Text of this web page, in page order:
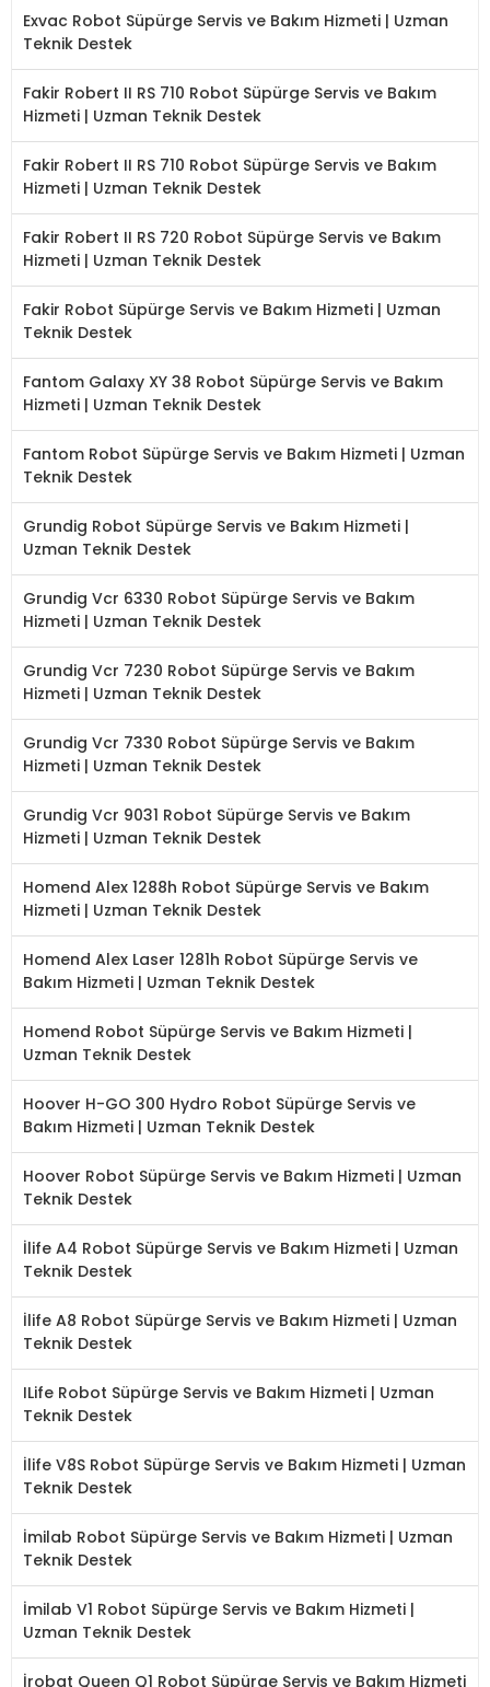
Exvac Robot Süpürge Servis ve Bakım Hizmeti | Uzman
Teknik Destek
Fakir Robert II RS 710 Robot Süpürge Servis ve Bakım
Hizmeti | Uzman Teknik Destek
Fakir Robert II RS 710 Robot Süpürge Servis ve Bakım
Hizmeti | Uzman Teknik Destek
Fakir Robert II RS 720 Robot Süpürge Servis ve Bakım
Hizmeti | Uzman Teknik Destek
Fakir Robot Süpürge Servis ve Bakım Hizmeti | Uzman
Teknik Destek
Fantom Galaxy XY 38 Robot Süpürge Servis ve Bakım
Hizmeti | Uzman Teknik Destek
Fantom Robot Süpürge Servis ve Bakım Hizmeti | Uzman
Teknik Destek
Grundig Robot Süpürge Servis ve Bakım Hizmeti |
Uzman Teknik Destek
Grundig Vcr 6330 Robot Süpürge Servis ve Bakım
Hizmeti | Uzman Teknik Destek
Grundig Vcr 7230 Robot Süpürge Servis ve Bakım
Hizmeti | Uzman Teknik Destek
Grundig Vcr 7330 Robot Süpürge Servis ve Bakım
Hizmeti | Uzman Teknik Destek
Grundig Vcr 9031 Robot Süpürge Servis ve Bakım
Hizmeti | Uzman Teknik Destek
Homend Alex 1288h Robot Süpürge Servis ve Bakım
Hizmeti | Uzman Teknik Destek
Homend Alex Laser 1281h Robot Süpürge Servis ve
Bakım Hizmeti | Uzman Teknik Destek
Homend Robot Süpürge Servis ve Bakım Hizmeti |
Uzman Teknik Destek
Hoover H-GO 300 Hydro Robot Süpürge Servis ve
Bakım Hizmeti | Uzman Teknik Destek
Hoover Robot Süpürge Servis ve Bakım Hizmeti | Uzman
Teknik Destek
İlife A4 Robot Süpürge Servis ve Bakım Hizmeti | Uzman
Teknik Destek
İlife A8 Robot Süpürge Servis ve Bakım Hizmeti | Uzman
Teknik Destek
ILife Robot Süpürge Servis ve Bakım Hizmeti | Uzman
Teknik Destek
İlife V8S Robot Süpürge Servis ve Bakım Hizmeti | Uzman
Teknik Destek
İmilab Robot Süpürge Servis ve Bakım Hizmeti | Uzman
Teknik Destek
İmilab V1 Robot Süpürge Servis ve Bakım Hizmeti |
Uzman Teknik Destek
İrobat Queen Q1 Robot Süpürge Servis ve Bakım Hizmeti